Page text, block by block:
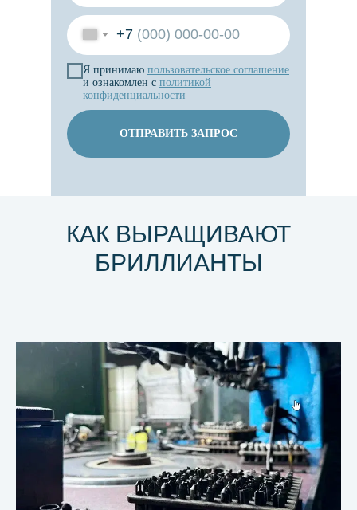
+7
Я принимаю пользовательское соглашение
и ознакомлен с политикой
конфиденциальности
ОТПРАВИТЬ ЗАПРОС
КАК ВЫРАЩИВАЮТ
БРИЛЛИАНТЫ